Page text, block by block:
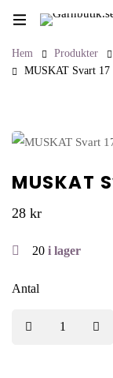
Hem Produkter
MUSKAT Svart 17
MUSKAT
28 kr
20 i lager
Antal